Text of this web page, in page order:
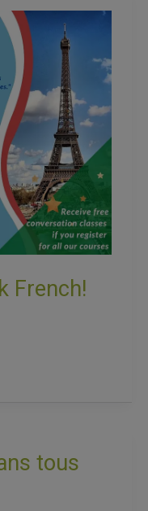
French!
tous